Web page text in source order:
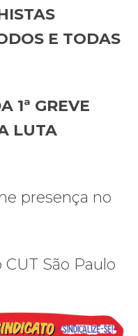
E TODAS
1ª GREVE
LUTA
presença no
CUT São Paulo